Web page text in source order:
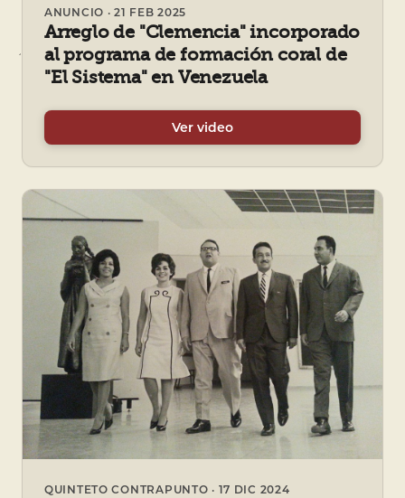
ANUNCIO · 21 FEB 2025
Arreglo de "Clemencia" incorporado
al programa de formación coral de
"El Sistema" en Venezuela
Ver video
QUINTETO CONTRAPUNTO · 17 DIC 2024